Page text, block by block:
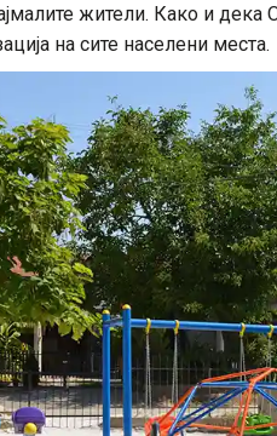
жители. Како и
на сите населени места.